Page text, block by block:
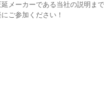
メーカーである当社の説明ま
ご参加ください！